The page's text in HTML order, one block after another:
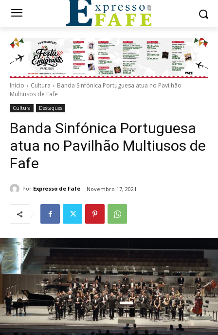
Início Cultura
Banda Sinfónica Portuguesa atua no Pavilhão
Multiusos de Fafe
Cultura Destaques
Banda Sinfónica Portuguesa
atua no Pavilhão Multiusos de
Fafe
Por Expresso de Fafe Novembro 17, 2021